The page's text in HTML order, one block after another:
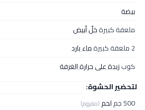
بيضة
ملعقة كبيرةخلّ أبيض
2 ملعقة كبيرة
ماء بارد
كوبزبدة على حرارة الغرفة
لتحضير الحشوة:
500 جم
لحم(مفروم)